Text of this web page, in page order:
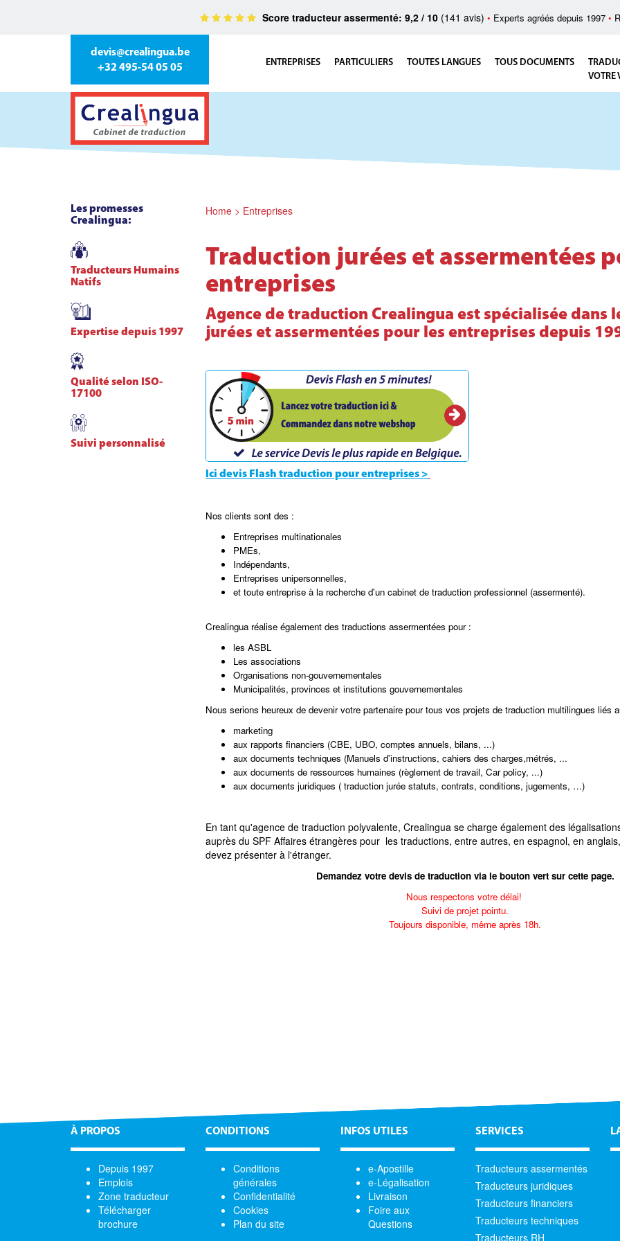
Score traducteur assermenté: 9,2 / 10 (141 avis) • Experts agréés depuis 1997 •
devis@crealingua.be
+32 495-54 05 05
ENTREPRISES PARTICULIERS TOUTES LANGUES TOUS DOCUMENTS
VOTRE
Les promesses
Crealingua:
Traducteurs Humains
Natifs
Expertise depuis 1997
Qualité selon ISO-
17100
Suivi personnalisé
Home > Entreprises
Traduction jurées et assermentées
entreprises
Agence de traduction Crealingua est spécialisée dans
jurées et assermentées pour les entreprises depuis
Ici devis Flash traduction pour entreprises >
Nos clients sont des :
Entreprises multinationales
PMEs,
Indépendants,
Entreprises unipersonnelles,
et toute entreprise à la recherche d'un cabinet de traduction professionnel (assermenté).
Crealingua réalise également des traductions assermentées pour :
les ASBL
Les associations
Organisations non-gouvernementales
Municipalités, provinces et institutions gouvernementales
Nous serions heureux de devenir votre partenaire pour tous vos projets de traduction multilingues liés
marketing
aux rapports financiers (CBE, UBO, comptes annuels, bilans, ...)
aux documents techniques (Manuels d'instructions, cahiers des charges,métrés, ...
aux documents de ressources humaines (règlement de travail, Car policy, ...)
aux documents juridiques ( traduction jurée statuts, contrats, conditions, jugements, …)
En tant qu'agence de traduction polyvalente, Crealingua se charge également des
auprès du SPF Affaires étrangères pour les traductions, entre autres, en espagnol, en
devez présenter à l'étranger.
Demandez votre devis de traduction via le bouton vert sur cette page.
Nous respectons votre délai!
Suivi de projet pointu.
Toujours disponible, même après 18h.
À PROPOS
Depuis 1997
Emplois
Zone traducteur
Télécharger
brochure
CONDITIONS
Conditions
générales
Confidentialité
Cookies
Plan du site
INFOS UTILES
e-Apostille
e-Légalisation
Livraison
Foire aux
Questions
SERVICES
Traducteurs assermentés
Traducteurs juridiques
Traducteurs financiers
Traducteurs techniques
Traducteurs RH